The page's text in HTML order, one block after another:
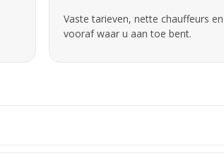
Vaste tarieven, nette chauffeurs
vooraf waar u aan toe bent.